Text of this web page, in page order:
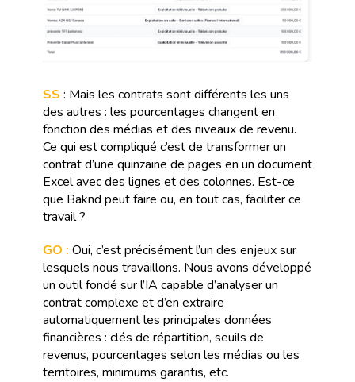
SS : Mais les contrats sont différents les uns
des autres : les pourcentages changent en
fonction des médias et des niveaux de revenu.
Ce qui est compliqué c’est de transformer un
contrat d’une quinzaine de pages en un document
Excel avec des lignes et des colonnes. Est-ce
que Baknd peut faire ou, en tout cas, faciliter ce
travail ?
GO : Oui, c’est précisément l’un des enjeux sur
lesquels nous travaillons. Nous avons développé
un outil fondé sur l’IA capable d’analyser un
contrat complexe et d’en extraire
automatiquement les principales données
financières : clés de répartition, seuils de
revenus, pourcentages selon les médias ou les
territoires, minimums garantis, etc.